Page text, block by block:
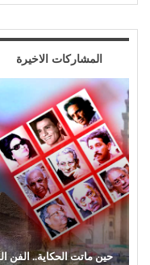
المشاركات الاخيرة
حين ماتت الحكاية.. الفن